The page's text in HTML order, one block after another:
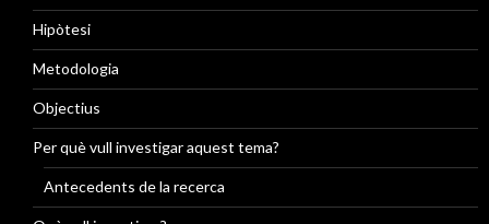
Hipòtesi
Metodologia
Objectius
Per què vull investigar aquest tema?
Antecedents de la recerca